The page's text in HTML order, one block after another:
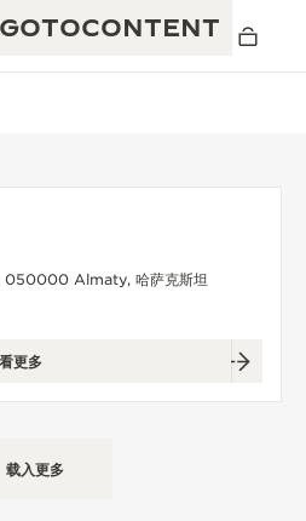
主题展
Almaty, 哈萨克斯坦
更多
载入更多